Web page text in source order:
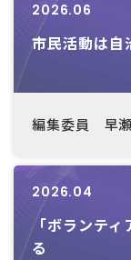
2026.06
市民活動は自
編集委員 早
2026.04
「ボランティ
る